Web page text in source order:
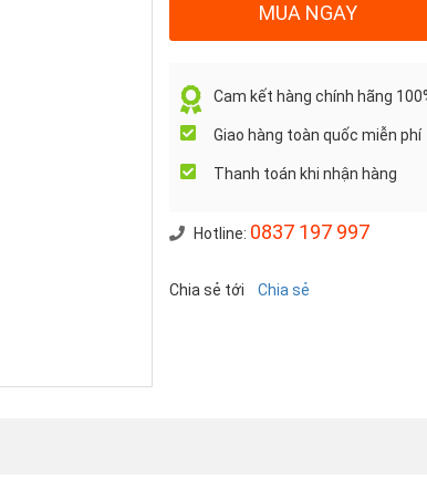
MUA NGAY
Cam kết hàng chính hãng
Giao hàng toàn quốc miễn phí
Thanh toán khi nhận hàng
Hotline: 0837 197 997
Chia sẻ tới Chia sẻ